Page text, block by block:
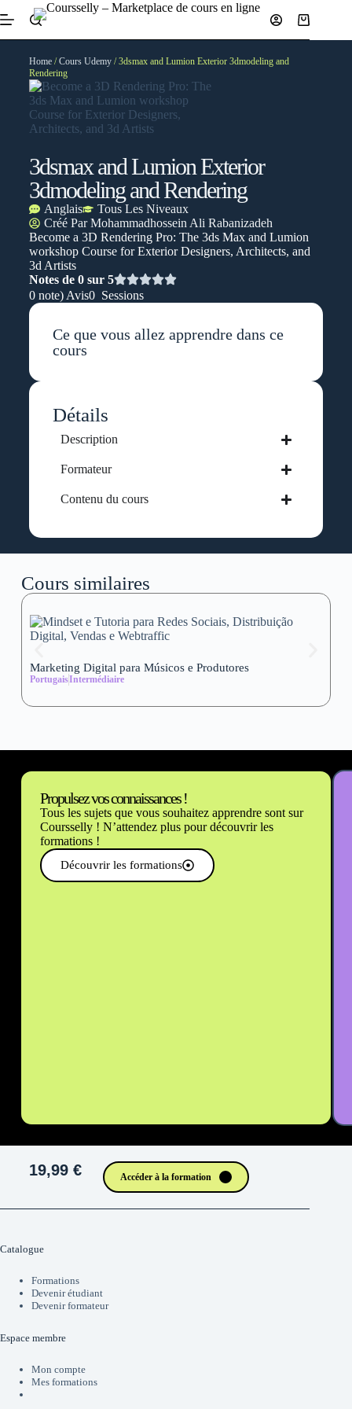
Home/Cours Udemy/ 3dsmax and Lumion Exterior 3dmodeling and
Rendering
3dsmax and Lumion Exterior
3dmodeling and Rendering
Anglais
Tous Les Niveaux
Créé ParMohammadhossein Ali Rabanizadeh
Become a 3D Rendering Pro: The 3ds Max and Lumion
workshop Course for Exterior Designers, Architects, and
3d Artists
Notes de 0 sur 5
0 note) Avis0 Sessions
Ce que vous allez apprendre dans ce
cours
Détails
Description
Formateur
Contenu du cours
Cours similaires
Marketing Digital para Músicos e Produtores
PortugaisIntermédiaire
Propulsez vos connaissances !
Tous les sujets que vous souhaitez apprendre sont sur
Coursselly ! N’attendez plus pour découvrir les
formations !
Découvrir les formations
19,99 € Accéder à la formation
Catalogue
Formations
Devenir étudiant
Devenir formateur
Espace membre
Mon compte
Mes formations